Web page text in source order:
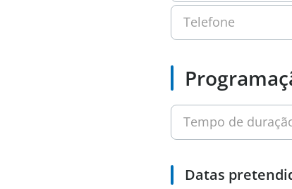
Telefone
Tempo de
Datas